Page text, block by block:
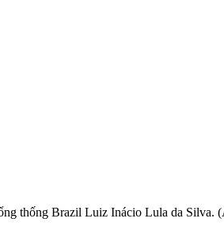
thống Brazil Luiz Inácio Lula da